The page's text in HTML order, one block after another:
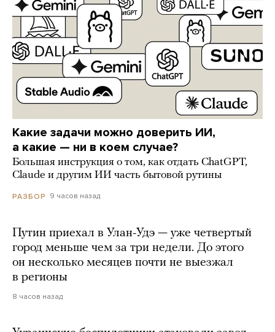
Какие задачи можно доверить ИИ,
а какие — ни в коем случае?
Большая инструкция о том, как отдать ChatGPT,
Claude и другим ИИ часть бытовой рутины
РАЗБОР 9 часов назад
Путин приехал в Улан-Удэ — уже четвертый
город меньше чем за три недели. До этого
он несколько месяцев почти не выезжал
в регионы
8 часов назад